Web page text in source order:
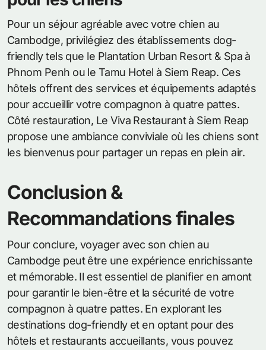
Pour un séjour agréable avec votre chien au
Cambodge, privilégiez des établissements dog-
friendly tels que le Plantation Urban Resort & Spa à
Phnom Penh ou le Tamu Hotel à Siem Reap. Ces
hôtels offrent des services et équipements adaptés
pour accueillir votre compagnon à quatre pattes.
Côté restauration, Le Viva Restaurant à Siem Reap
propose une ambiance conviviale où les chiens sont
les bienvenus pour partager un repas en plein air.
Conclusion &
Recommandations finales
Pour conclure, voyager avec son chien au
Cambodge peut être une expérience enrichissante
et mémorable. Il est essentiel de planifier en amont
pour garantir le bien-être et la sécurité de votre
compagnon à quatre pattes. En explorant les
destinations dog-friendly et en optant pour des
hôtels et restaurants accueillants, vous pouvez